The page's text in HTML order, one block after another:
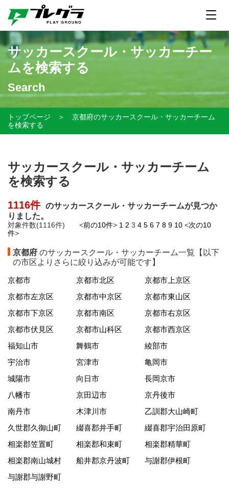
サッカースクール・サッカーチー
ムを検索する
Search
トップページ ＞
京都府のサッカースクール・サッカーチーム
を検索する
サッカースクール・サッカーチーム
を検索する
1116件 のサッカースクール・サッカーチームが見つか
りました。
対象件数(1116件) <前の10件> 1 2 3 4 5 6 7 8 9 10 <次の10
件>
京都府 のサッカースクール・サッカーチーム一覧【以下
の市区よりさらに絞り込みが可能です】
京都市 京都市北区
京都市上京区
京都市左京区
京都市中京区
京都市東山区
京都市下京区
京都市南区
京都市右京区
京都市伏見区
京都市山科区
京都市西京区
福知山市
舞鶴市
綾部市
宇治市
宮津市
亀岡市
城陽市
向日市
長岡京市
八幡市
京田辺市
京丹後市
南丹市
木津川市
乙訓郡大山崎町
久世郡久御山町
綴喜郡井手町
綴喜郡宇治田原町
相楽郡笠置町
相楽郡和束町
相楽郡精華町
相楽郡南山城村
船井郡京丹波町
与謝郡伊根町
与謝郡与謝野町